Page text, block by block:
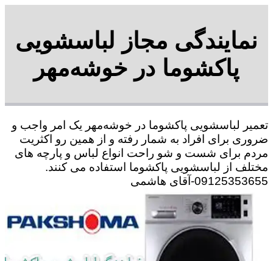
نمایندگی مجاز لباسشویی
پاکشوما در خوشه‌مهر
تعمیر لباسشویی پاکشوما در خوشه‌مهر یک امر واجب و
ضروری برای افراد به شمار رفته و از همین رو اکثریت
مردم برای شست و شو راحت انواع لباس و پارچه های
مختلف از لباسشویی پاکشوما استفاده می کنند.
09125353655-آقای هاشمی